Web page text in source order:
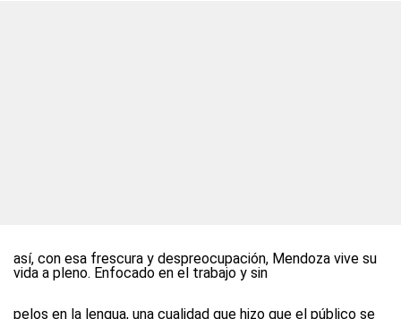
así, con esa frescura y despreocupación, Mendoza vive su
vida a pleno. Enfocado en el trabajo y sin
pelos en la lengua, una cualidad que hizo que el público se